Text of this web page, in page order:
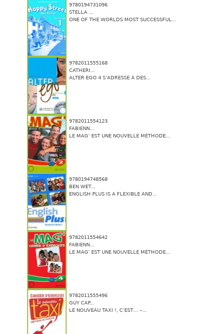
9780194731096
STELLA ...
ONE OF THE WORLDS MOST SUCCESSFUL...
9782011555168
CATHERI...
ALTER EGO 4 S’ADRESSE À DES...
9782011554123
FABIENN...
LE MAG’ EST UNE NOUVELLE MÉTHODE...
9780194748568
BEN WET...
ENGLISH PLUS IS A FLEXIBLE AND...
9782011554642
FABIENN...
LE MAG’ EST UNE NOUVELLE MÉTHODE...
9782011555496
GUY CAP...
LE NOUVEAU TAXI !, C’EST… –...